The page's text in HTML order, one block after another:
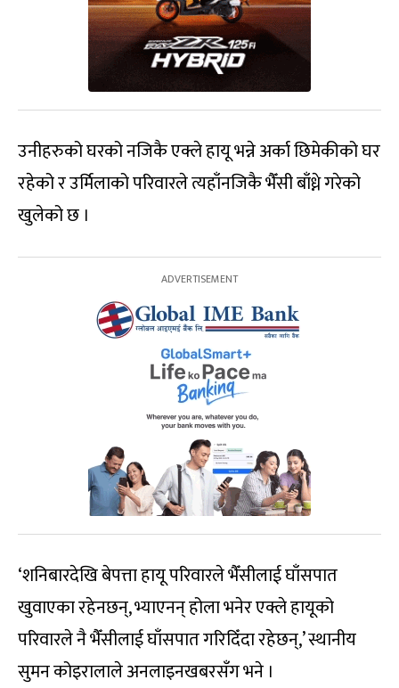
उनीहरुको घरको नजिकै एक्ले हायू भन्ने अर्का छिमेकीको घर
रहेको र उर्मिलाको परिवारले त्यहाँनजिकै भैँसी बाँध्ने गरेको
खुलेको छ ।
‘शनिबारदेखि बेपत्ता हायू परिवारले भैँसीलाई घाँसपात
खुवाएका रहेनछन्, भ्याएनन् होला भनेर एक्ले हायूको
परिवारले नै भैँसीलाई घाँसपात गरिदिँदा रहेछन्,’ स्थानीय
सुमन कोइरालाले अनलाइनखबरसँग भने ।